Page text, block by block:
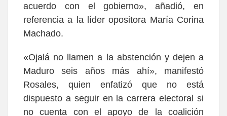
acuerdo con el gobierno»,
añadió, en
referencia a la líder opositora María Corina
Machado.
«Ojalá no llamen a la abstención y dejen a
Maduro seis años más ahí», manifestó
Rosales, quien enfatizó que no está
dispuesto a seguir en la carrera electoral si
no cuenta con el apoyo de la coalición